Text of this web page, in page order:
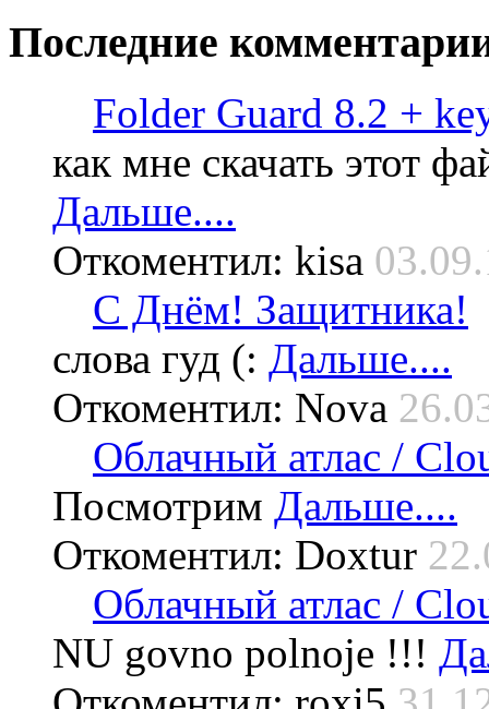
Последние
Folder Guard 8.2 +
как мне скачать этот
Дальше....
Откоментил: kisa
С Днём! Защитника!
слова гуд (: Дальше....
Откоментил: Nova
Облачный атлас /
Посмотрим Дальше....
Откоментил: Doxtur
Облачный атлас /
NU govno polnoje !!!